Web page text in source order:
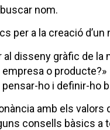
nom.
per a la creació d’un
disseny gràfic de la
empresa o producte?»
ho i definir-ho
amb els
consells bàsics a